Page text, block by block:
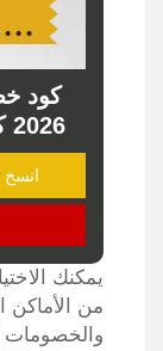
كود
2026 كوبون جديد على الاساسيات
انسخ
يمكنك
من الأماكن
والخصومات